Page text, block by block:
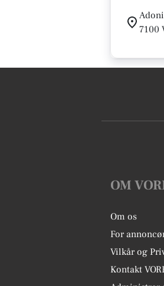
7100
OM
Om os
For
Vilkår og
Kontakt